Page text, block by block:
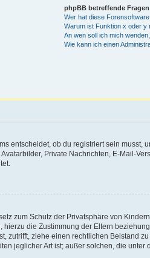
phpBB betreffende Fragen
Wer hat diese
Warum ist Funktion x oder y
An wen soll ich mich
Wie kann ich einen
entscheidet, ob du registriert sein musst,
Private Nachrichten, E-Mail-
zum Schutz der Privatsphäre von
die Zustimmung der Eltern
zutrifft, ziehe einen rechtlichen Beistand
jeglicher Art ist; außer solchen, die